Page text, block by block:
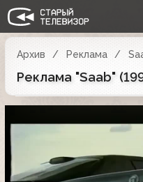
Архив Реклама
Реклама "Saab"